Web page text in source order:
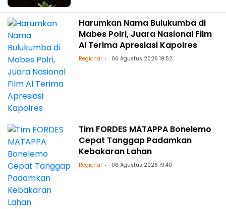
Harumkan Nama Bulukumba di
Mabes Polri, Juara Nasional Film
AI Terima Apresiasi Kapolres
Regional 06 Agustus 2026 19:52
Tim FORDES MATAPPA Bonelemo
Cepat Tanggap Padamkan
Kebakaran Lahan
Regional 06 Agustus 2026 19:40